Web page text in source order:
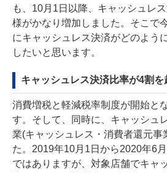
も、10月1日以降、キャッシュレ
様がかなり増加しました。そこで
にキャッシュレス決済がどのよう
したいと思います。
キャッシュレス決済比率が4割を
消費増税と軽減税率制度が開始と
す。そして、同時に、キャッシュ
業(キャッシュレス・消費者還元事
た。2019年10月1日から2020年6
ではありますが、対象店舗でキャ